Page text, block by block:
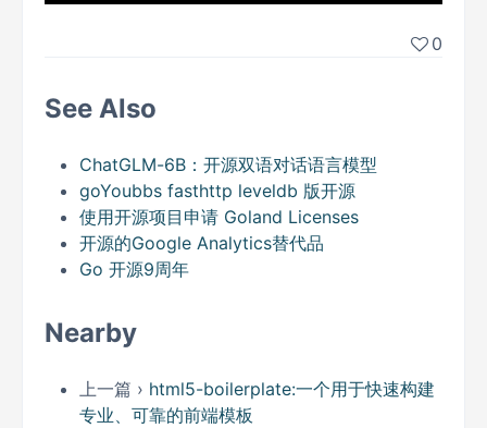
0
See Also
ChatGLM-6B：开源双语对话语言模型
goYoubbs fasthttp leveldb 版开源
使用开源项目申请 Goland Licenses
开源的Google Analytics替代品
Go 开源9周年
Nearby
上一篇 › html5-boilerplate:一个用于快速构建
专业、可靠的前端模板